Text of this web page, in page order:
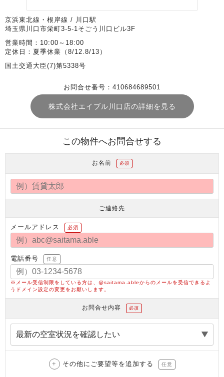
京浜東北線・根岸線 / 川口駅
埼玉県川口市栄町3-5-1そごう川口ビル3F
営業時間：10:00～18:00
定休日：夏季休業（8/12.8/13）
国土交通大臣(7)第5338号
お問合せ番号：410684689501
株式会社エイブル川口店の詳細を見る
この物件へお問合せする
お名前 必須
ご連絡先
メールアドレス 必須
電話番号 任意
※メール受信制限をしている方は、@saitama.ableからのメールを受信できるよ
うドメイン設定の変更をお願いします。
お問合せ内容 必須
その他にご要望等を追加する 任意